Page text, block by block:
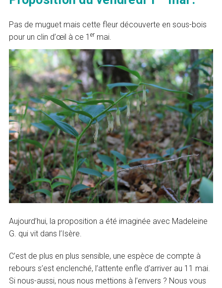
Pas de muguet mais cette fleur découverte en sous-bois
pour un clin d’œil à ce 1er mai.
Aujourd’hui, la proposition a été imaginée avec Madeleine
G. qui vit dans l’Isère.
C’est de plus en plus sensible, une espèce de compte à
rebours s’est enclenché, l’attente enfle d’arriver au 11 mai.
Si nous-aussi, nous nous mettions à l’envers ? Nous vous